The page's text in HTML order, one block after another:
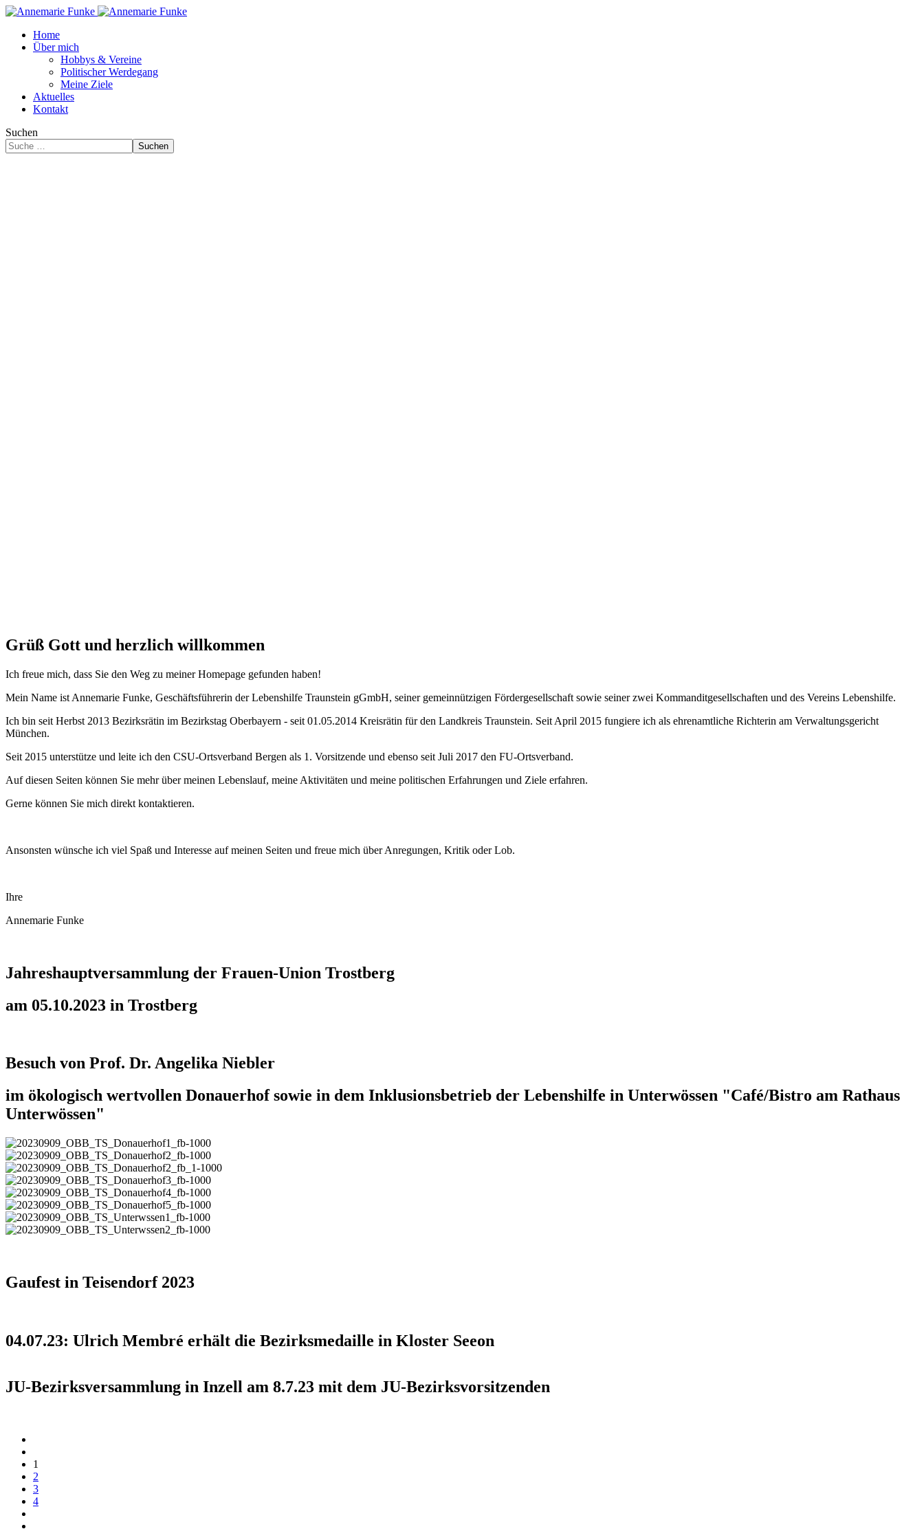
Home
Über mich
Hobbys & Vereine
Politischer Werdegang
Meine Ziele
Aktuelles
Kontakt
Suchen
Suchen
Grüß Gott und herzlich willkommen
Ich freue mich, dass Sie den Weg zu meiner Homepage gefunden haben!
Mein Name ist Annemarie Funke, Geschäftsführerin der Lebenshilfe Traunstein gGmbH, seiner gemeinnützigen Fördergesellschaft sowie seiner zwei Kommanditgesellschaften und des Vereins Lebenshilfe.
Ich bin seit Herbst 2013 Bezirksrätin im Bezirkstag Oberbayern - seit 01.05.2014 Kreisrätin für den Landkreis Traunstein. Seit April 2015 fungiere ich als ehrenamtliche Richterin am Verwaltungsgericht
München.
Seit 2015 unterstütze und leite ich den CSU-Ortsverband Bergen als 1. Vorsitzende und ebenso seit Juli 2017 den FU-Ortsverband.
Auf diesen Seiten können Sie mehr über meinen Lebenslauf, meine Aktivitäten und meine politischen Erfahrungen und Ziele erfahren.
Gerne können Sie mich direkt kontaktieren.
Ansonsten wünsche ich viel Spaß und Interesse auf meinen Seiten und freue mich über Anregungen, Kritik oder Lob.
Ihre
Annemarie Funke
Jahreshauptversammlung der Frauen-Union Trostberg
am 05.10.2023 in Trostberg
Besuch von Prof. Dr. Angelika Niebler
im ökologisch wertvollen Donauerhof sowie in dem Inklusionsbetrieb der Lebenshilfe in Unterwössen "Café/Bistro am Rathaus
Unterwössen"
Gaufest in Teisendorf 2023
04.07.23: Ulrich Membré erhält die Bezirksmedaille in Kloster Seeon
JU-Bezirksversammlung in Inzell am 8.7.23 mit dem JU-Bezirksvorsitzenden
1
2
3
4